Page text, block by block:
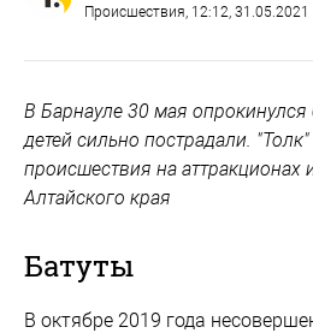
Происшествия, 12:12, 31.05.2021
В Барнауле 30 мая опрокинулся
детей сильно пострадали.
происшествия на аттракционах
Алтайского края
Батуты
В октябре 2019 года